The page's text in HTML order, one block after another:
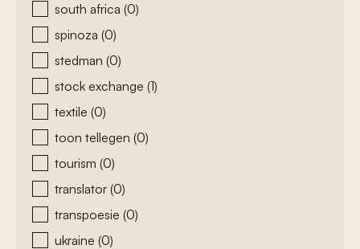
south africa (0)
spinoza (0)
stedman (0)
stock exchange (1)
textile (0)
toon tellegen (0)
tourism (0)
translator (0)
transpoesie (0)
ukraine (0)